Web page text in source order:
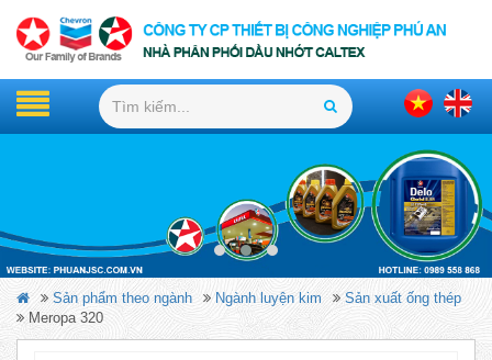
Sản phẩm theo ngành Ngành luyện kim
Sản xuất ống thép
Meropa 320